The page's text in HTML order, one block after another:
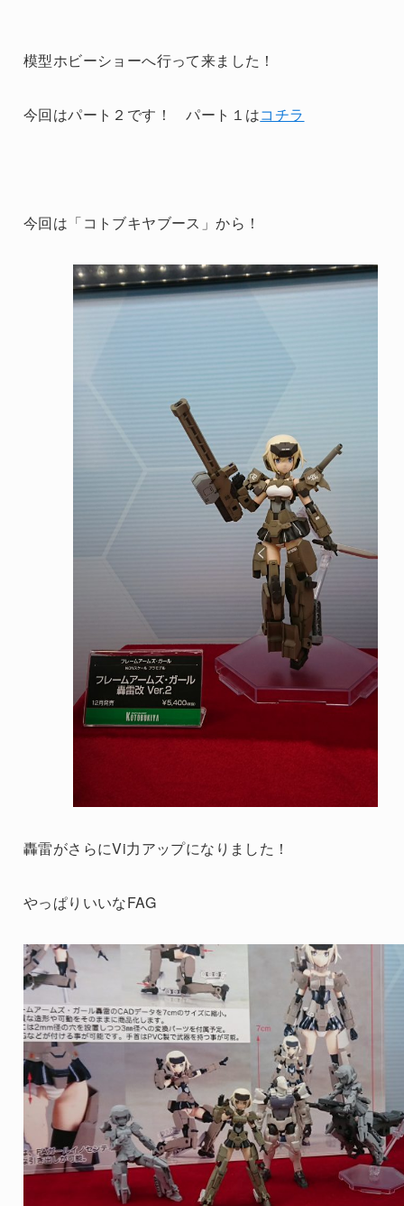
模型ホビーショーへ行って来ました！
今回はパート２です！ パート１はコチラ
今回は「コトブキヤブース」から！
轟雷がさらにVi力アップになりました！
やっぱりいいなFAG